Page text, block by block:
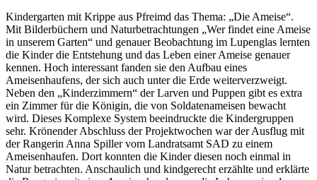
Kindergarten mit Krippe aus Pfreimd das Thema: „Die Ameise“.
Mit Bilderbüchern und Naturbetrachtungen „Wer findet eine Ameise
in unserem Garten“ und genauer Beobachtung im Lupenglas lernten
die Kinder die Entstehung und das Leben einer Ameise genauer
kennen. Hoch interessant fanden sie den Aufbau eines
Ameisenhaufens, der sich auch unter die Erde weiterverzweigt.
Neben den „Kinderzimmern“ der Larven und Puppen gibt es extra
ein Zimmer für die Königin, die von Soldatenameisen bewacht
wird. Dieses Komplexe System beeindruckte die Kindergruppen
sehr. Krönender Abschluss der Projektwochen war der Ausflug mit
der Rangerin Anna Spiller vom Landratsamt SAD zu einem
Ameisenhaufen. Dort konnten die Kinder diesen noch einmal in
Natur betrachten. Anschaulich und kindgerecht erzählte und erklärte